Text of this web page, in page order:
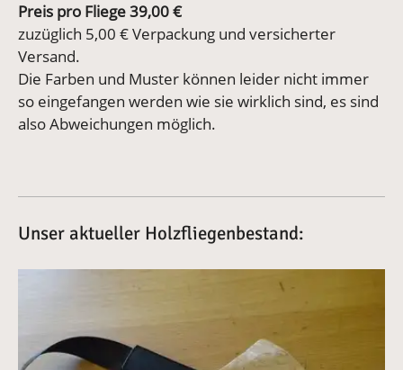
Preis pro Fliege 39,00 €
zuzüglich 5,00 € Verpackung und versicherter
Versand.
Die Farben und Muster können leider nicht immer
so eingefangen werden wie sie wirklich sind, es sind
also Abweichungen möglich.
Unser aktueller Holzfliegenbestand: